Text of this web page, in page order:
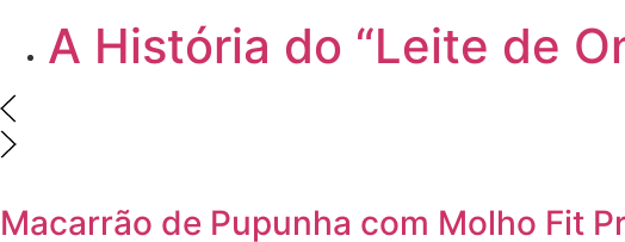
A História do “Leite de
Macarrão de Pupunha com Molho Fit